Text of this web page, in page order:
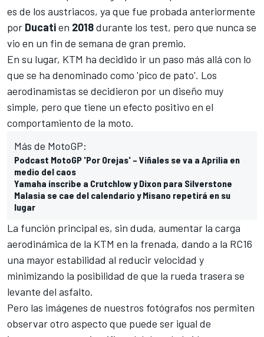
es de los austriacos, ya que fue probada anteriormente
por Ducatien 2018durante los test, pero que nunca se
vio en un fin de semana de gran premio.
En su lugar, KTM ha decidido ir un paso más allá con lo
que se ha denominado como 'pico de pato'. Los
aerodinamistas se decidieron por un diseño muy
simple, pero que tiene un efecto positivo en el
comportamiento de la moto.
Más de MotoGP:
Podcast MotoGP 'Por Orejas' – Viñales se va a Aprilia en
medio del caos
Yamaha inscribe a Crutchlow y Dixon para Silverstone
Malasia se cae del calendario y Misano repetirá en su
lugar
La función principal es, sin duda, aumentar la carga
aerodinámica de la KTM en la frenada, dando a la RC16
una mayor estabilidad al reducir velocidad y
minimizando la posibilidad de que la rueda trasera se
levante del asfalto.
Pero las imágenes de nuestros fotógrafos nos permiten
observar otro aspecto que puede ser igual de